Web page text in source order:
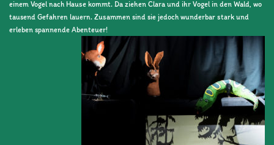
einem Vogel nach Hause kommt. Da ziehen Clara und ihr Vogel in den Wald, wo
tausend Gefahren lauern. Zusammen sind sie jedoch wunderbar stark und
erleben spannende Abenteuer!